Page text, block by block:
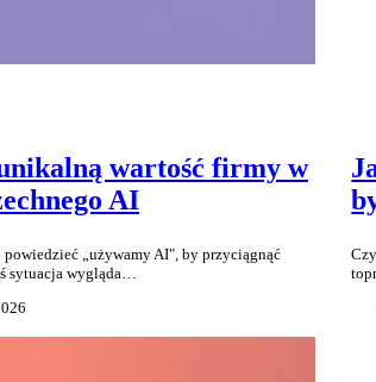
wartość firmy w
AI
„używamy AI", by przyciągnąć
sytuacja wygląda…